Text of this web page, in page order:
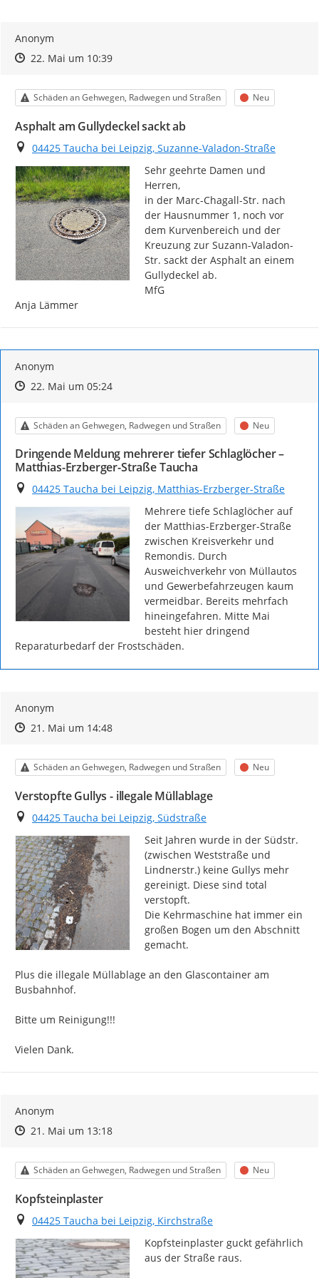
Anonym
Zeitpunkt des Erstellens
Zeitpunkt des Erstellens
22. Mai um 10:39Zur Äußerung
Kategorie
Schäden an Gehwegen, Radwegen und Straßen Status
Neu
Asphalt am Gullydeckel sackt ab
Ort
04425 Taucha bei Leipzig, Suzanne-Valadon-Straße
Sehr geehrte Damen und
Herren,
in der Marc-Chagall-Str. nach
der Hausnummer 1, noch vor
dem Kurvenbereich und der
Kreuzung zur Suzann-Valadon-
Str. sackt der Asphalt an einem
Gullydeckel ab.
MfG
Anja Lämmer
Anonym
Zeitpunkt des Erstellens
Zeitpunkt des Erstellens
22. Mai um 05:24Zur Äußerung
Kategorie
Schäden an Gehwegen, Radwegen und Straßen Status
Neu
Dringende Meldung mehrerer tiefer Schlaglöcher –
Matthias-Erzberger-Straße Taucha
Ort
04425 Taucha bei Leipzig, Matthias-Erzberger-Straße
Mehrere tiefe Schlaglöcher auf
der Matthias-Erzberger-Straße
zwischen Kreisverkehr und
Remondis. Durch
Ausweichverkehr von Müllautos
und Gewerbefahrzeugen kaum
vermeidbar. Bereits mehrfach
hineingefahren. Mitte Mai
besteht hier dringend
Reparaturbedarf der Frostschäden.
Anonym
Zeitpunkt des Erstellens
Zeitpunkt des Erstellens
21. Mai um 14:48Zur Äußerung
Kategorie
Schäden an Gehwegen, Radwegen und Straßen Status
Neu
Verstopfte Gullys - illegale Müllablage
Ort
04425 Taucha bei Leipzig, Südstraße
Seit Jahren wurde in der Südstr.
(zwischen Weststraße und
Lindnerstr.) keine Gullys mehr
gereinigt. Diese sind total
verstopft.
Die Kehrmaschine hat immer ein
großen Bogen um den Abschnitt
gemacht.
Plus die illegale Müllablage an den Glascontainer am
Busbahnhof.
Bitte um Reinigung!!!
Vielen Dank.
Anonym
Zeitpunkt des Erstellens
Zeitpunkt des Erstellens
21. Mai um 13:18Zur Äußerung
Kategorie
Schäden an Gehwegen, Radwegen und Straßen Status
Neu
Kopfsteinplaster
Ort
04425 Taucha bei Leipzig, Kirchstraße
Kopfsteinplaster guckt gefährlich
aus der Straße raus.